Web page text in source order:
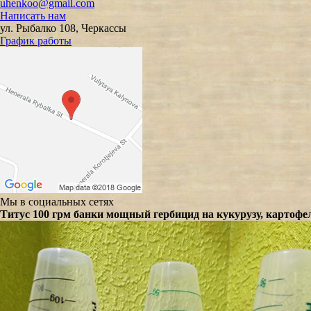
uhenkoo@gmail.com
Написать нам
ул. Рыбалко 108, Черкассы
График работы
Мы в социальных сетях
Титус 100 грм банки мощный гербицид на кукурузу,